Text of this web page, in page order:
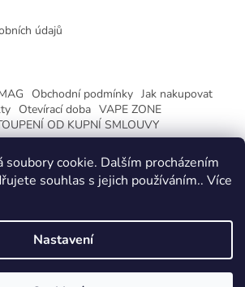
soubory cookie. Dalším procházením
souhlas s jejich používáním.. Více
Nastavení
údajů
Obchodní podmínky Jak nakupovat
Otevírací doba VAPE ZONE
OD KUPNÍ SMLOUVY
. Všechna práva vyhrazena.